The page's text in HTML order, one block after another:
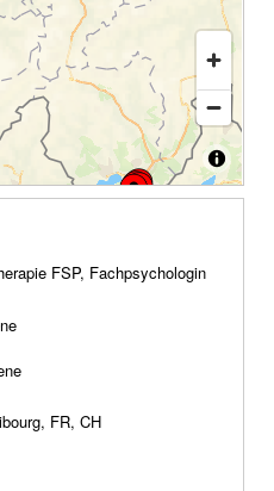
FSP, Fachpsychologin
FR, CH